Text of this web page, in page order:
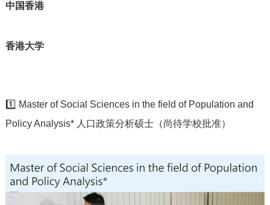
中国香港
香港大学
1️⃣ Master of Social Sciences in the field of Population and
Policy Analysis* 人口政策分析硕士（尚待学校批准）